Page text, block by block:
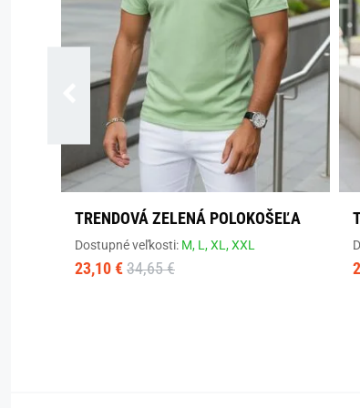
TRENDOVÁ ZELENÁ POLOKOŠEĽA
Dostupné veľkosti: M, L,XL,XXL
23,10 € 34,65 €